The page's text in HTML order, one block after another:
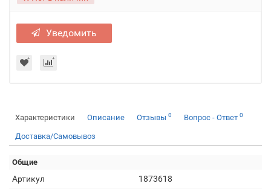
Уведомить
Характеристики Описание Отзывы 0 Вопрос - Ответ 0
Доставка/Самовывоз
Общие
Артикул
1873618